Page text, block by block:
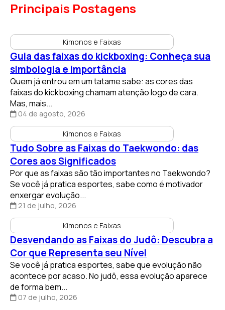
Principais Postagens
Kimonos e Faixas
Guia das faixas do kickboxing: Conheça sua
simbologia e importância
Quem já entrou em um tatame sabe: as cores das
faixas do kickboxing chamam atenção logo de cara.
Mas, mais...
04 de agosto, 2026
Kimonos e Faixas
Tudo Sobre as Faixas do Taekwondo: das
Cores aos Significados
Por que as faixas são tão importantes no Taekwondo?
Se você já pratica esportes, sabe como é motivador
enxergar evolução...
21 de julho, 2026
Kimonos e Faixas
Desvendando as Faixas do Judô: Descubra a
Cor que Representa seu Nível
Se você já pratica esportes, sabe que evolução não
acontece por acaso. No judô, essa evolução aparece
de forma bem...
07 de julho, 2026